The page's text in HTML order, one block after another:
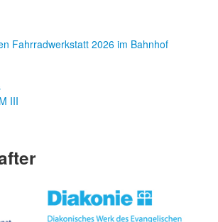
Fahrradwerkstatt 2026 im Bahnhof
III